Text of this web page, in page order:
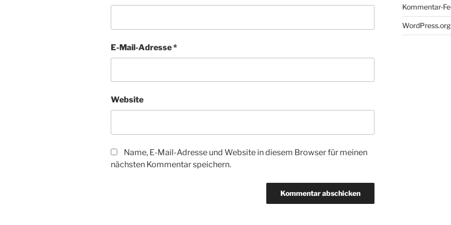
E-Mail-Adresse*
Website
Name, E-Mail-Adresse und Website in diesem Browser für meinen
nächsten Kommentar speichern.
Kommentar-
WordPress.org